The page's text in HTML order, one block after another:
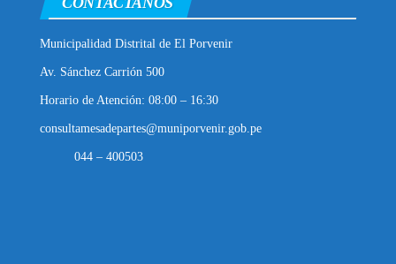
Municipalidad Distrital de El Porvenir
Av. Sánchez Carrión 500
Horario de Atención: 08:00 – 16:30
consultamesadepartes@muniporvenir.gob.pe
044 – 400503